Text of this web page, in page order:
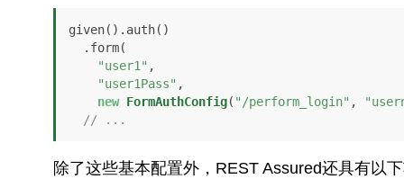
given().auth()
"user1" ,
"user1Pass" ,
new FormAuthConfig( "/perform_login" ,
// ...
除了这些基本配置外，REST Assured还具有以